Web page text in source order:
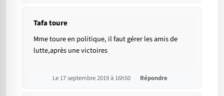
Tafa toure
Mme toure en politique, il faut gérer les amis de
lutte,après une victoires
Le 17 septembre 2019 à 16h50 Répondre